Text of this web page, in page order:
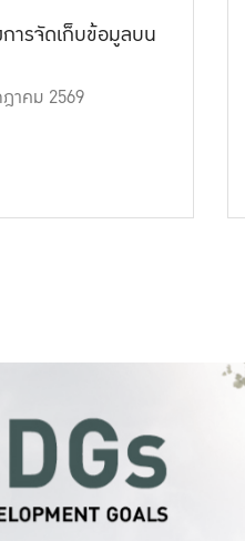
ารจัดเก็บข้อมูลบน
าคม 2569